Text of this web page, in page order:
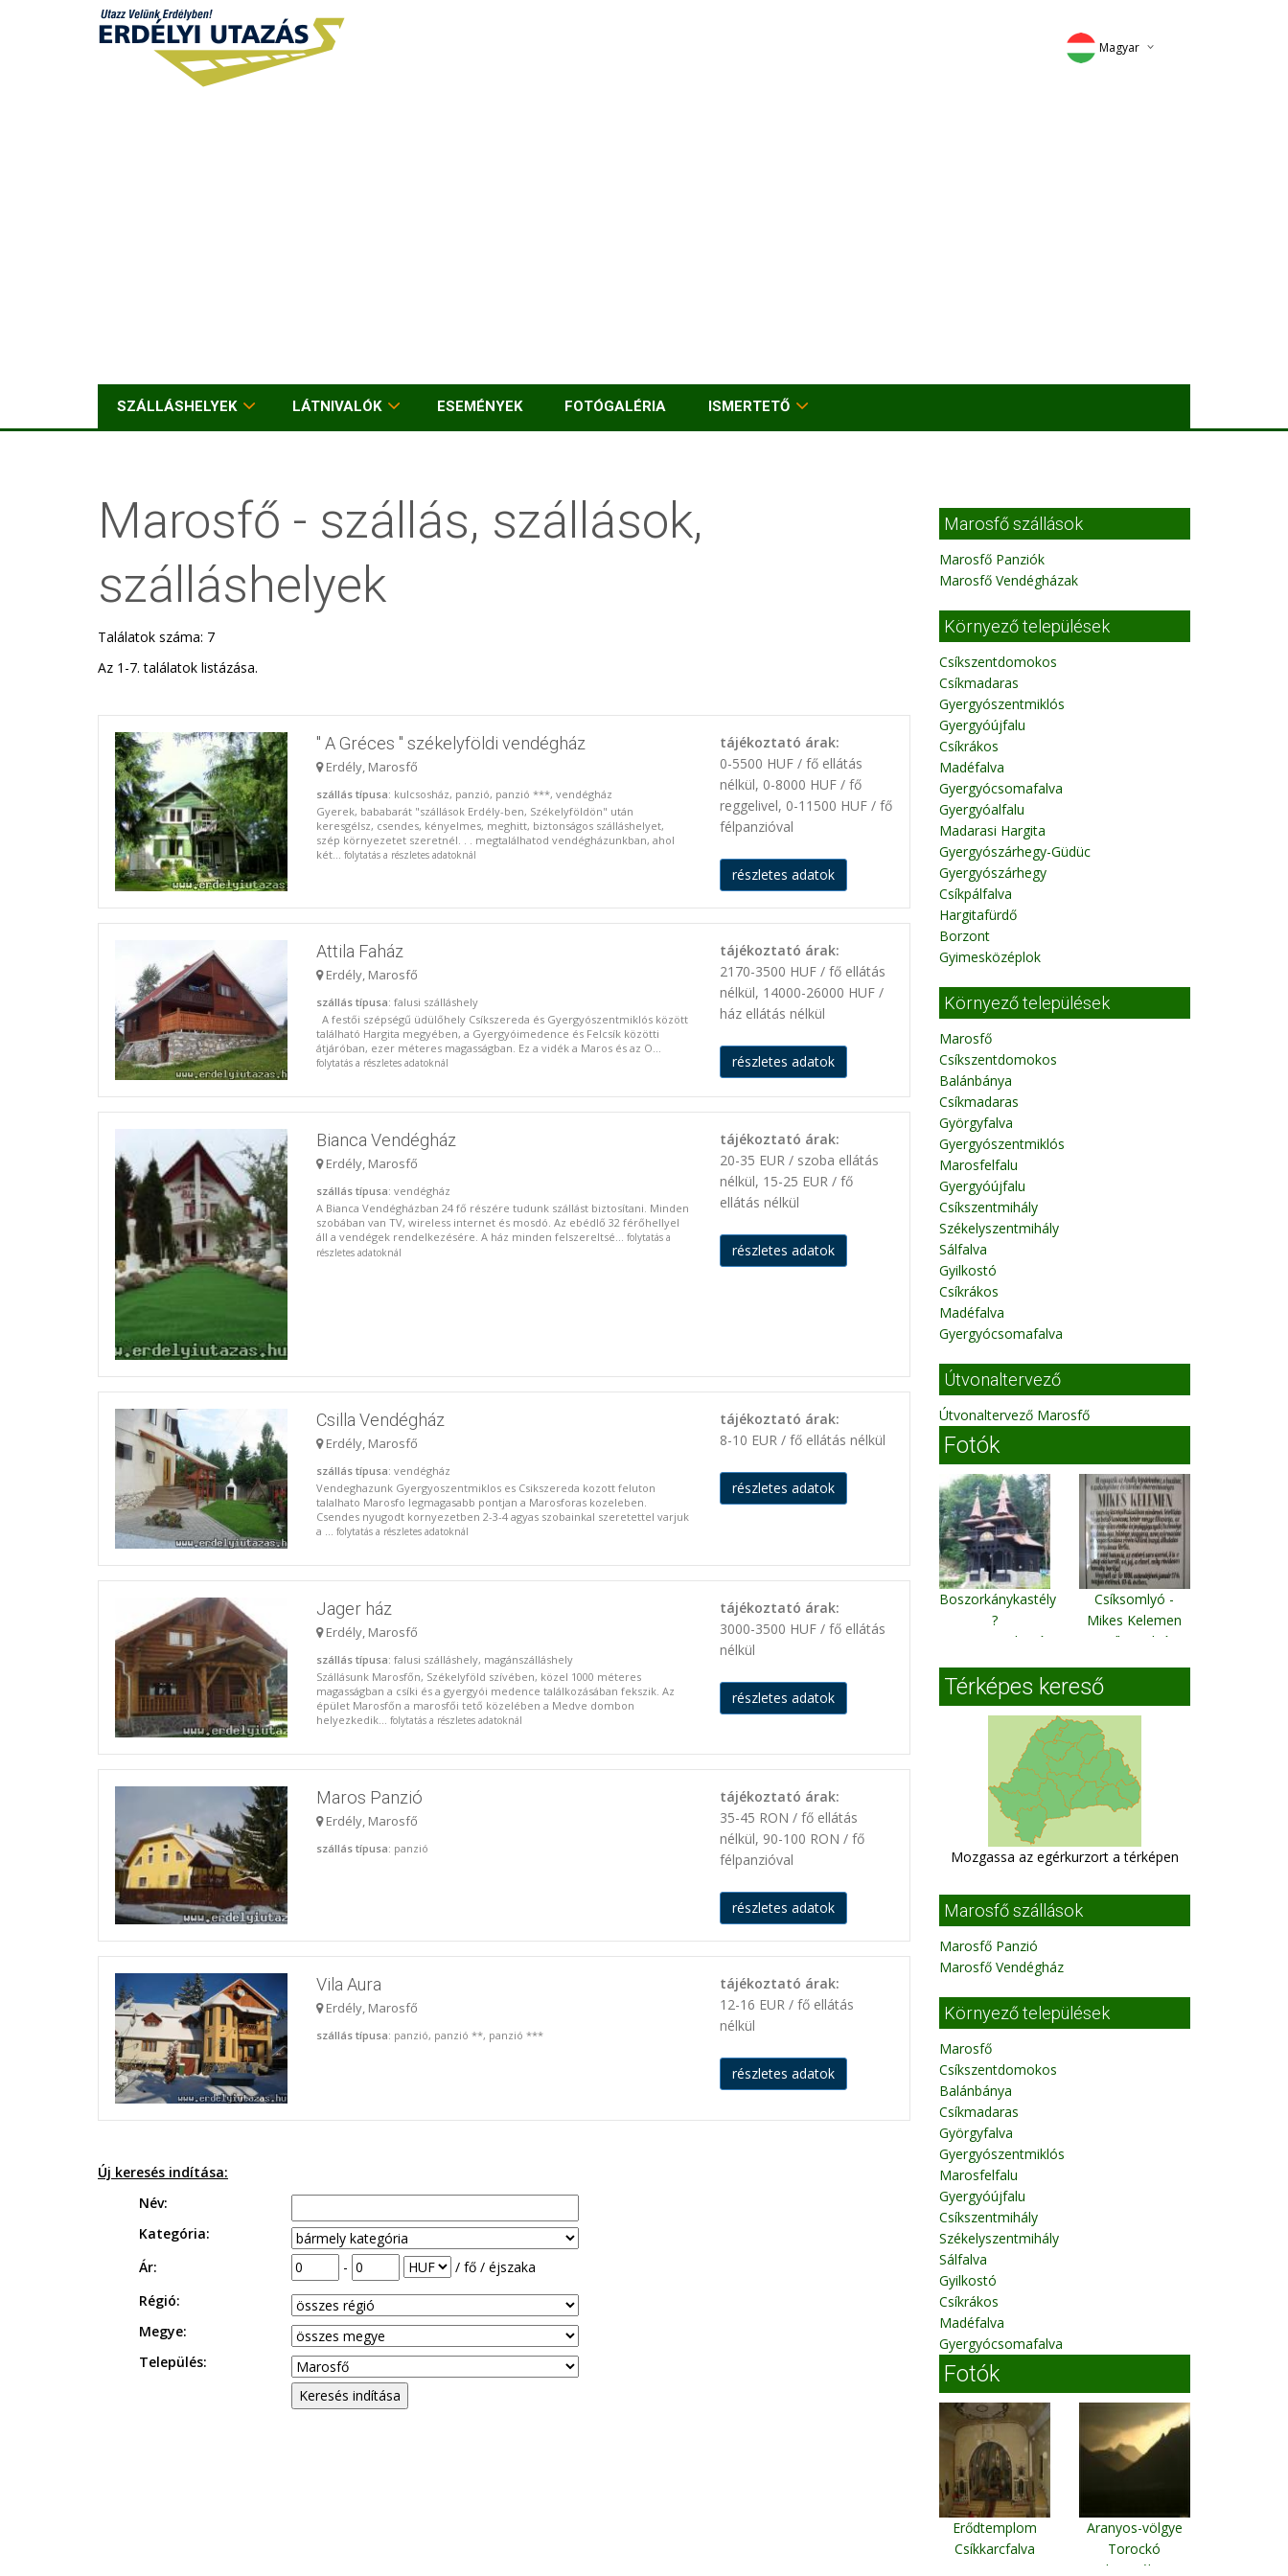
Magyar
SZÁLLÁSHELYEK LÁTNIVALÓK ESEMÉNYEK FOTÓGALÉRIA ISMERTETŐ
Marosfő - szállás, szállások,
szálláshelyek
Találatok száma: 7
Az 1-7. találatok listázása.
" A Gréces " székelyföldi vendégház
Erdély, Marosfő
szállás típusa: kulcsosház, panzió, panzió ***, vendégház
Gyerek, bababarát "szállások Erdély-ben, Székelyföldön" után
keresgélsz, csendes, kényelmes, meghitt, biztonságos szálláshelyet,
szép környezetet szeretnél. . . megtalálhatod vendégházunkban, ahol
két... folytatás a részletes adatoknál
tájékoztató árak:
0-5500 HUF / fő ellátás
nélkül, 0-8000 HUF / fő
reggelivel, 0-11500 HUF / fő
félpanzióval
részletes adatok
Attila Faház
Erdély, Marosfő
szállás típusa: falusi szálláshely
A festői szépségű üdülőhely Csíkszereda és Gyergyószentmiklós között
található Hargita megyében, a Gyergyóimedence és Felcsík közötti
átjáróban, ezer méteres magasságban. Ez a vidék a Maros és az O...
folytatás a részletes adatoknál
tájékoztató árak:
2170-3500 HUF / fő ellátás
nélkül, 14000-26000 HUF /
ház ellátás nélkül
részletes adatok
Bianca Vendégház
Erdély, Marosfő
szállás típusa: vendégház
A Bianca Vendégházban 24 fő részére tudunk szállást biztosítani. Minden
szobában van TV, wireless internet és mosdó. Az ebédlő 32 férőhellyel
áll a vendégek rendelkezésére. A ház minden felszereltsé... folytatás a
részletes adatoknál
tájékoztató árak:
20-35 EUR / szoba ellátás
nélkül, 15-25 EUR / fő
ellátás nélkül
részletes adatok
Csilla Vendégház
Erdély, Marosfő
szállás típusa: vendégház
Vendeghazunk Gyergyoszentmiklos es Csikszereda kozott feluton
talalhato Marosfo legmagasabb pontjan a Marosforas kozeleben.
Csendes nyugodt kornyezetben 2-3-4 agyas szobainkal szeretettel varjuk
a ... folytatás a részletes adatoknál
tájékoztató árak:
8-10 EUR / fő ellátás nélkül
részletes adatok
Jager ház
Erdély, Marosfő
szállás típusa: falusi szálláshely, magánszálláshely
Szállásunk Marosfőn, Székelyföld szívében, közel 1000 méteres
magasságban a csíki és a gyergyói medence találkozásában fekszik. Az
épület Marosfőn a marosfői tető közelében a Medve dombon
helyezkedik... folytatás a részletes adatoknál
tájékoztató árak:
3000-3500 HUF / fő ellátás
nélkül
részletes adatok
Maros Panzió
Erdély, Marosfő
szállás típusa: panzió
tájékoztató árak:
35-45 RON / fő ellátás
nélkül, 90-100 RON / fő
félpanzióval
részletes adatok
Vila Aura
Erdély, Marosfő
szállás típusa: panzió, panzió **, panzió ***
tájékoztató árak:
12-16 EUR / fő ellátás
nélkül
részletes adatok
Új keresés indítása:
Név:
Kategória:
Ár:
-
/ fő / éjszaka
Régió:
Megye:
Település:
Marosfő szállások
Marosfő Panziók
Marosfő Vendégházak
Környező települések
Csíkszentdomokos
Csíkmadaras
Gyergyószentmiklós
Gyergyóújfalu
Csíkrákos
Madéfalva
Gyergyócsomafalva
Gyergyóalfalu
Madarasi Hargita
Gyergyószárhegy-Güdüc
Gyergyószárhegy
Csíkpálfalva
Hargitafürdő
Borzont
Gyimesközéplok
Környező települések
Marosfő
Csíkszentdomokos
Balánbánya
Csíkmadaras
Györgyfalva
Gyergyószentmiklós
Marosfelfalu
Gyergyóújfalu
Csíkszentmihály
Székelyszentmihály
Sálfalva
Gyilkostó
Csíkrákos
Madéfalva
Gyergyócsomafalva
Útvonaltervező
Útvonaltervező Marosfő
Fotók
Boszorkánykastély
?
Sovata Medvetó
Csíksomlyó -
Mikes Kelemen
Csíksomlyó
Térképes kereső
Mozgassa az egérkurzort a térképen
Marosfő szállások
Marosfő Panzió
Marosfő Vendégház
Környező települések
Marosfő
Csíkszentdomokos
Balánbánya
Csíkmadaras
Györgyfalva
Gyergyószentmiklós
Marosfelfalu
Gyergyóújfalu
Csíkszentmihály
Székelyszentmihály
Sálfalva
Gyilkostó
Csíkrákos
Madéfalva
Gyergyócsomafalva
Fotók
Erődtemplom
Csíkkarcfalva
Aranyos-völgye
Torockó
környéke